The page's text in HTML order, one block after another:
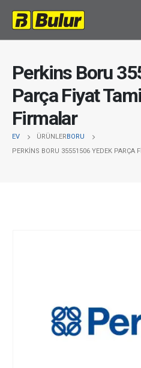
Perkins Boru
Parça Fiyat
Firmalar
EV ÜRÜNLERBORU
PERKINS BORU 35551506 YEDEK PARÇA